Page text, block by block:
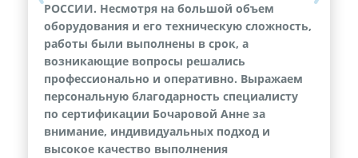
РОССИИ. Несмотря на большой объем
оборудования и его техническую сложность,
работы были выполнены в срок, а
возникающие вопросы решались
профессионально и оперативно. Выражаем
персональную благодарность специалисту
по сертификации Бочаровой Анне за
внимание, индивидуальных подход и
высокое качество выполнения